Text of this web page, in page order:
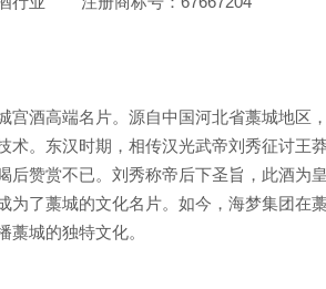
宫酒高端名片。源自中国河北省藁城地区
术。东汉时期，相传汉光武帝刘秀征讨
后赞赏不已。刘秀称帝后下圣旨，此酒为
为了藁城的文化名片。如今，海梦集团在
藁城的独特文化。